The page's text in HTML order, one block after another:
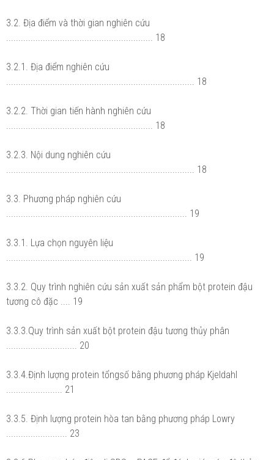
3.2. Địa điểm và thời gian nghiên cứu
............................................................ 18
3.2.1. Địa điểm nghiên cứu
............................................................................. 18
3.2.2. Thời gian tiến hành nghiên cứu
............................................................ 18
3.2.3. Nội dung nghiên cứu
............................................................................. 18
3.3. Phương pháp nghiên cứu
.......................................................................... 19
3.3.1. Lựa chọn nguyên liệu
............................................................................ 19
3.3.2. Quy trình nghiên cứu sản xuất sản phẩm bột protein đậu
tương cô đặc .... 19
3.3.3.Quy trình sản xuất bột protein đậu tương thủy phân
............................. 20
3.3.4.Định lượng protein tổngsố bằng phương pháp Kjeldahl
....................... 21
3.3.5. Định lượng protein hòa tan bằng phương pháp Lowry
......................... 23